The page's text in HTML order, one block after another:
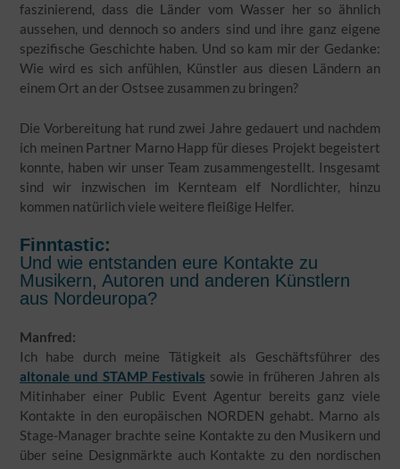
faszinierend, dass die Länder vom Wasser her so ähnlich
aussehen, und dennoch so anders sind und ihre ganz eigene
spezifische Geschichte haben. Und so kam mir der Gedanke:
Wie wird es sich anfühlen, Künstler aus diesen Ländern an
einem Ort an der Ostsee zusammen zu bringen?
Die Vorbereitung hat rund zwei Jahre gedauert und nachdem
ich meinen Partner Marno Happ für dieses Projekt begeistert
konnte, haben wir unser Team zusammengestellt. Insgesamt
sind wir inzwischen im Kernteam elf Nordlichter, hinzu
kommen natürlich viele weitere fleißige Helfer.
Finntastic:
Und wie entstanden eure Kontakte zu
Musikern, Autoren und anderen Künstlern
aus Nordeuropa?
Manfred:
Ich habe durch meine Tätigkeit als Geschäftsführer des
altonale und STAMP Festivals sowie in früheren Jahren als
Mitinhaber einer Public Event Agentur bereits ganz viele
Kontakte in den europäischen NORDEN gehabt. Marno als
Stage-Manager brachte seine Kontakte zu den Musikern und
über seine Designmärkte auch Kontakte zu den nordischen